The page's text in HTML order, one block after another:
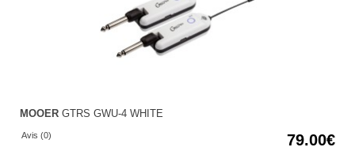
MOOER GTRS GWU-4 WHITE
Avis (0) 79.00